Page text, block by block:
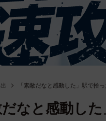
「素敵だなと感動した」駅で拾
だなと感動し